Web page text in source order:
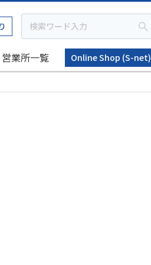
営業所一覧
Online Shop (S-net)